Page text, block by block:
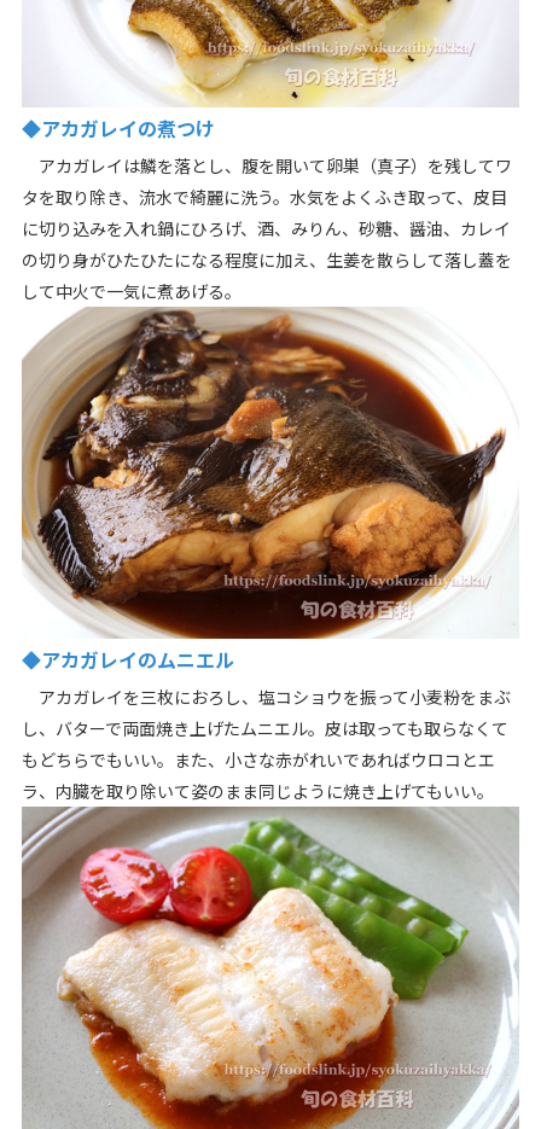
◆アカガレイの煮つけ
アカガレイは鱗を落とし、腹を開いて卵巣（真子）を残してワ
タを取り除き、流水で綺麗に洗う。水気をよくふき取って、皮目
に切り込みを入れ鍋にひろげ、酒、みりん、砂糖、醤油、カレイ
の切り身がひたひたになる程度に加え、生姜を散らして落し蓋を
して中火で一気に煮あげる。
◆アカガレイのムニエル
アカガレイを三枚におろし、塩コショウを振って小麦粉をまぶ
し、バターで両面焼き上げたムニエル。皮は取っても取らなくて
もどちらでもいい。また、小さな赤がれいであればウロコとエ
ラ、内臓を取り除いて姿のまま同じように焼き上げてもいい。